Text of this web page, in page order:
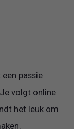
passie
volgt online
het leuk om